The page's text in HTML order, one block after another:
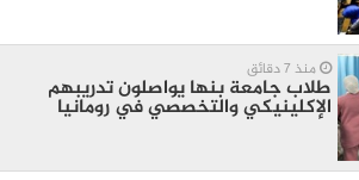
منذ 7 دقائق
طلاب جامعة بنها يواصلون تدريبهم
الإكلينيكي والتخصصي في رومانيا